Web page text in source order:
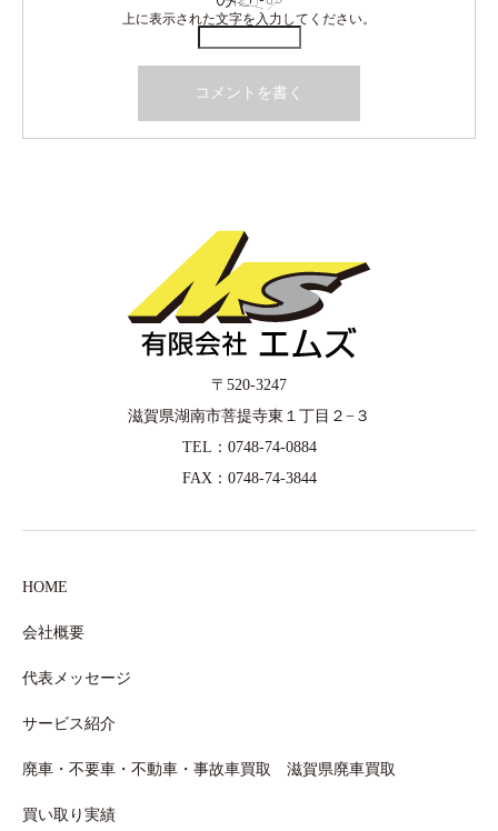
上に表示された文字を入力してください。
〒520-3247
滋賀県湖南市菩提寺東１丁目２−３
TEL：0748-74-0884
FAX：0748-74-3844
HOME
会社概要
代表メッセージ
サービス紹介
廃車・不要車・不動車・事故車買取 滋賀県廃車買取
買い取り実績